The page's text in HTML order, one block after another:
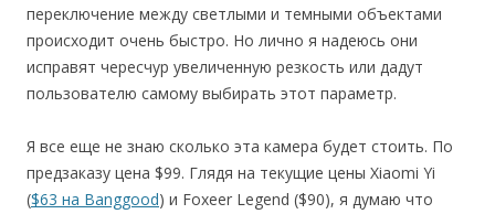
переключение между светлыми и темными объектами
происходит очень быстро. Но лично я надеюсь они
исправят чересчур увеличенную резкость или дадут
пользователю самому выбирать этот параметр.
Я все еще не знаю сколько эта камера будет стоить. По
предзаказу цена $99. Глядя на текущие цены Xiaomi Yi
($63 на Banggood) и Foxeer Legend ($90), я думаю что